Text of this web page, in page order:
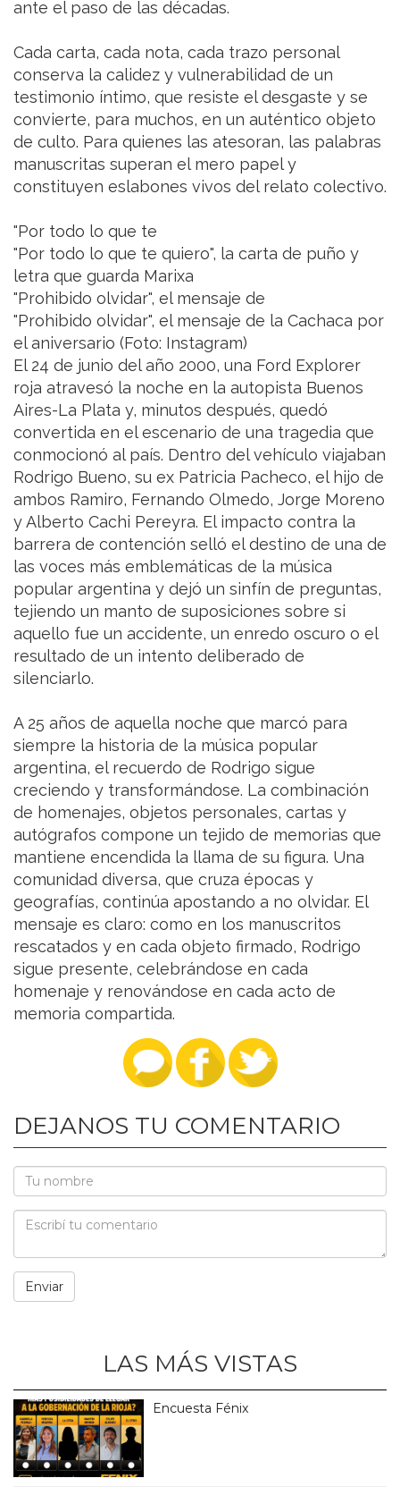
ante el paso de las décadas.
Cada carta, cada nota, cada trazo personal
conserva la calidez y vulnerabilidad de un
testimonio íntimo, que resiste el desgaste y se
convierte, para muchos, en un auténtico objeto
de culto. Para quienes las atesoran, las palabras
manuscritas superan el mero papel y
constituyen eslabones vivos del relato colectivo.
"Por todo lo que te
"Por todo lo que te quiero", la carta de puño y
letra que guarda Marixa
"Prohibido olvidar", el mensaje de
"Prohibido olvidar", el mensaje de la Cachaca por
el aniversario (Foto: Instagram)
El 24 de junio del año 2000, una Ford Explorer
roja atravesó la noche en la autopista Buenos
Aires-La Plata y, minutos después, quedó
convertida en el escenario de una tragedia que
conmocionó al país. Dentro del vehículo viajaban
Rodrigo Bueno, su ex Patricia Pacheco, el hijo de
ambos Ramiro, Fernando Olmedo, Jorge Moreno
y Alberto Cachi Pereyra. El impacto contra la
barrera de contención selló el destino de una de
las voces más emblemáticas de la música
popular argentina y dejó un sinfín de preguntas,
tejiendo un manto de suposiciones sobre si
aquello fue un accidente, un enredo oscuro o el
resultado de un intento deliberado de
silenciarlo.
A 25 años de aquella noche que marcó para
siempre la historia de la música popular
argentina, el recuerdo de Rodrigo sigue
creciendo y transformándose. La combinación
de homenajes, objetos personales, cartas y
autógrafos compone un tejido de memorias que
mantiene encendida la llama de su figura. Una
comunidad diversa, que cruza épocas y
geografías, continúa apostando a no olvidar. El
mensaje es claro: como en los manuscritos
rescatados y en cada objeto firmado, Rodrigo
sigue presente, celebrándose en cada
homenaje y renovándose en cada acto de
memoria compartida.
DEJANOS TU COMENTARIO
LAS MÁS VISTAS
Encuesta Fénix